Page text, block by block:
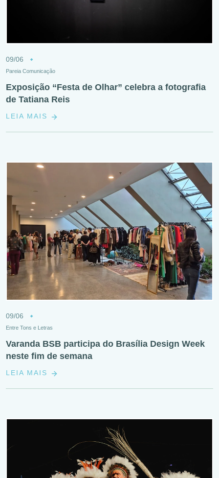
09/06
Pareia Comunicação
Exposição “Festa de Olhar” celebra a fotografia
de Tatiana Reis
LEIA MAIS
09/06
Entre Tons e Letras
Varanda BSB participa do Brasília Design Week
neste fim de semana
LEIA MAIS